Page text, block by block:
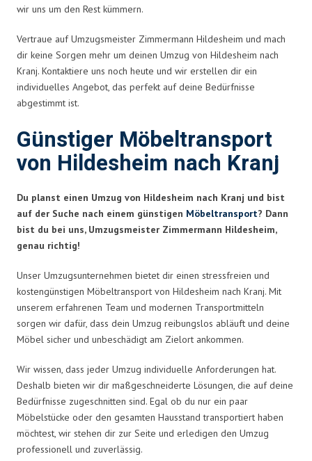
wir uns um den Rest kümmern.
Vertraue auf Umzugsmeister Zimmermann Hildesheim und mach
dir keine Sorgen mehr um deinen Umzug von Hildesheim nach
Kranj. Kontaktiere uns noch heute und wir erstellen dir ein
individuelles Angebot, das perfekt auf deine Bedürfnisse
abgestimmt ist.
Günstiger Möbeltransport
von Hildesheim nach Kranj
Du planst einen Umzug von Hildesheim nach Kranj und bist
auf der Suche nach einem günstigen Möbeltransport? Dann
bist du bei uns, Umzugsmeister Zimmermann Hildesheim,
genau richtig!
Unser Umzugsunternehmen bietet dir einen stressfreien und
kostengünstigen Möbeltransport von Hildesheim nach Kranj. Mit
unserem erfahrenen Team und modernen Transportmitteln
sorgen wir dafür, dass dein Umzug reibungslos abläuft und deine
Möbel sicher und unbeschädigt am Zielort ankommen.
Wir wissen, dass jeder Umzug individuelle Anforderungen hat.
Deshalb bieten wir dir maßgeschneiderte Lösungen, die auf deine
Bedürfnisse zugeschnitten sind. Egal ob du nur ein paar
Möbelstücke oder den gesamten Hausstand transportiert haben
möchtest, wir stehen dir zur Seite und erledigen den Umzug
professionell und zuverlässig.